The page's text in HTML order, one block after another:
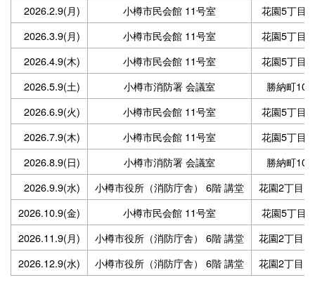
2026.2.9(月)
小樽市民会館 11号室
花園5丁目
2026.3.9(月)
小樽市民会館 11号室
花園5丁目
2026.4.9(木)
小樽市民会館 11号室
花園5丁目
2026.5.9(土)
小樽市消防署 会議室
勝納町10-
2026.6.9(火)
小樽市民会館 11号室
花園5丁目
2026.7.9(木)
小樽市民会館 11号室
花園5丁目
2026.8.9(日)
小樽市消防署 会議室
勝納町10-
2026.9.9(水)
小樽市役所（消防庁舎） 6階 講堂
花園2丁目
2026.10.9(金)
小樽市民会館 11号室
花園5丁目
2026.11.9(月)
小樽市役所（消防庁舎） 6階 講堂
花園2丁目
2026.12.9(水)
小樽市役所（消防庁舎） 6階 講堂 花園2丁目